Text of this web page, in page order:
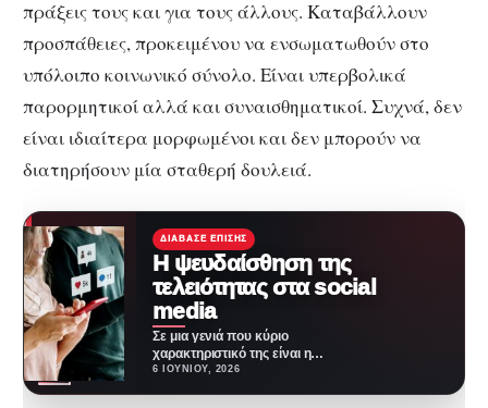
πράξεις τους και για τους άλλους. Καταβάλλουν
προσπάθειες, προκειμένου να ενσωματωθούν στο
υπόλοιπο κοινωνικό σύνολο. Είναι υπερβολικά
παρορμητικοί αλλά και συναισθηματικοί. Συχνά, δεν
είναι ιδιαίτερα μορφωμένοι και δεν μπορούν να
διατηρήσουν μία σταθερή δουλειά.
ΔΙΆΒΑΣΕ ΕΠΊΣΗΣ
Η ψευδαίσθηση της
τελειότητας στα social
media
Σε μια γενιά που κύριο
χαρακτηριστικό της είναι η
τεχνολογία, ο εθισμός σε αυτήν
6 ΙΟΥΝΊΟΥ, 2026